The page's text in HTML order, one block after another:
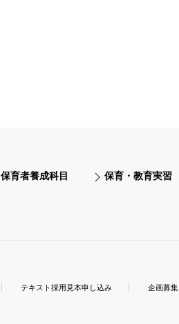
保育者養成科目 保育・教育実習
テキスト採用見本申し込み 企画募集